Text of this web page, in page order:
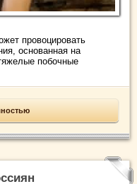
провоцировать
основанная на
побочные